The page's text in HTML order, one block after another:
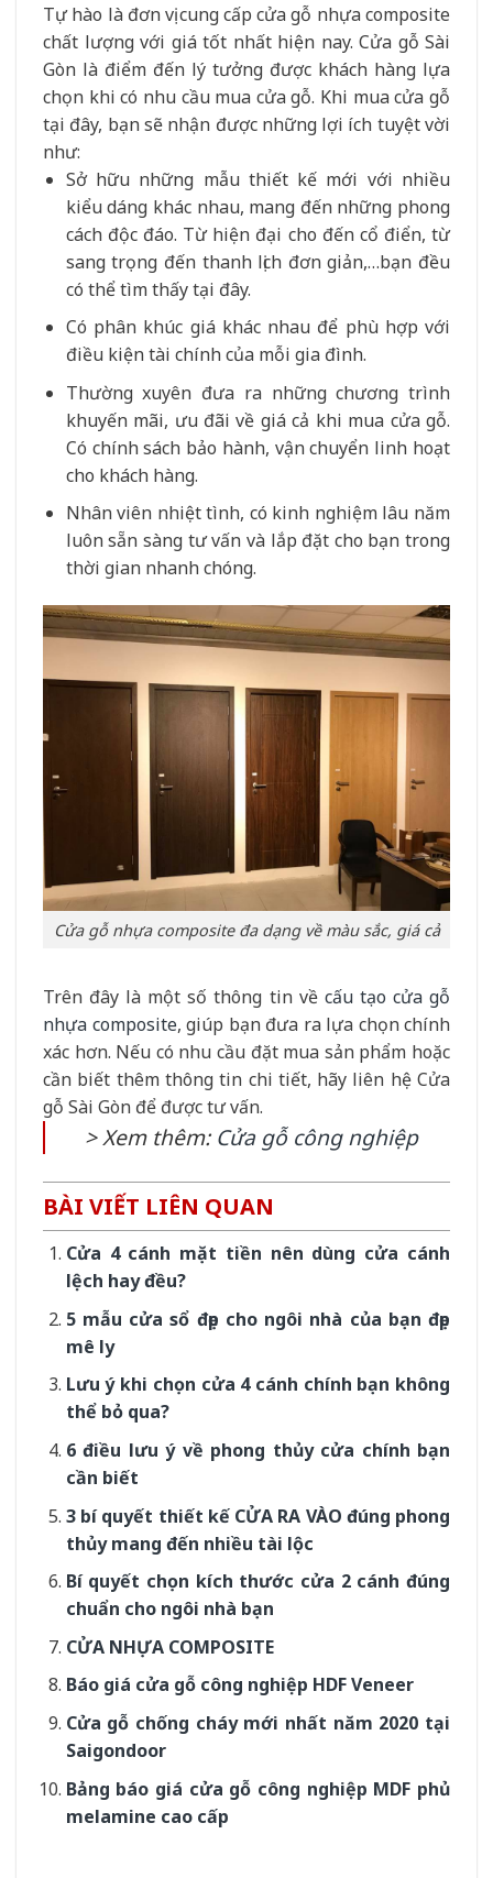
Tự hào là đơn vị cung cấp cửa gỗ nhựa composite
chất lượng với giá tốt nhất hiện nay. Cửa gỗ Sài
Gòn là điểm đến lý tưởng được khách hàng lựa
chọn khi có nhu cầu mua cửa gỗ. Khi mua cửa gỗ
tại đây, bạn sẽ nhận được những lợi ích tuyệt vời
như:
Sở hữu những mẫu thiết kế mới với nhiều
kiểu dáng khác nhau, mang đến những phong
cách độc đáo. Từ hiện đại cho đến cổ điển, từ
sang trọng đến thanh lịch đơn giản,…bạn đều
có thể tìm thấy tại đây.
Có phân khúc giá khác nhau để phù hợp với
điều kiện tài chính của mỗi gia đình.
Thường xuyên đưa ra những chương trình
khuyến mãi, ưu đãi về giá cả khi mua cửa gỗ.
Có chính sách bảo hành, vận chuyển linh hoạt
cho khách hàng.
Nhân viên nhiệt tình, có kinh nghiệm lâu năm
luôn sẵn sàng tư vấn và lắp đặt cho bạn trong
thời gian nhanh chóng.
Cửa gỗ nhựa composite đa dạng về màu sắc, giá cả
Trên đây là một số thông tin về cấu tạo cửa gỗ
nhựa composite, giúp bạn đưa ra lựa chọn chính
xác hơn. Nếu có nhu cầu đặt mua sản phẩm hoặc
cần biết thêm thông tin chi tiết, hãy liên hệ Cửa
gỗ Sài Gòn để được tư vấn.
> Xem thêm: Cửa gỗ công nghiệp
BÀI VIẾT LIÊN QUAN
Cửa 4 cánh mặt tiền nên dùng cửa cánh
lệch hay đều?
5 mẫu cửa sổ đẹp cho ngôi nhà của bạn đẹp
mê ly
Lưu ý khi chọn cửa 4 cánh chính bạn không
thể bỏ qua?
6 điều lưu ý về phong thủy cửa chính bạn
cần biết
3 bí quyết thiết kế CỬA RA VÀO đúng phong
thủy mang đến nhiều tài lộc
Bí quyết chọn kích thước cửa 2 cánh đúng
chuẩn cho ngôi nhà bạn
CỬA NHỰA COMPOSITE
Báo giá cửa gỗ công nghiệp HDF Veneer
Cửa gỗ chống cháy mới nhất năm 2020 tại
Saigondoor
Bảng báo giá cửa gỗ công nghiệp MDF phủ
melamine cao cấp